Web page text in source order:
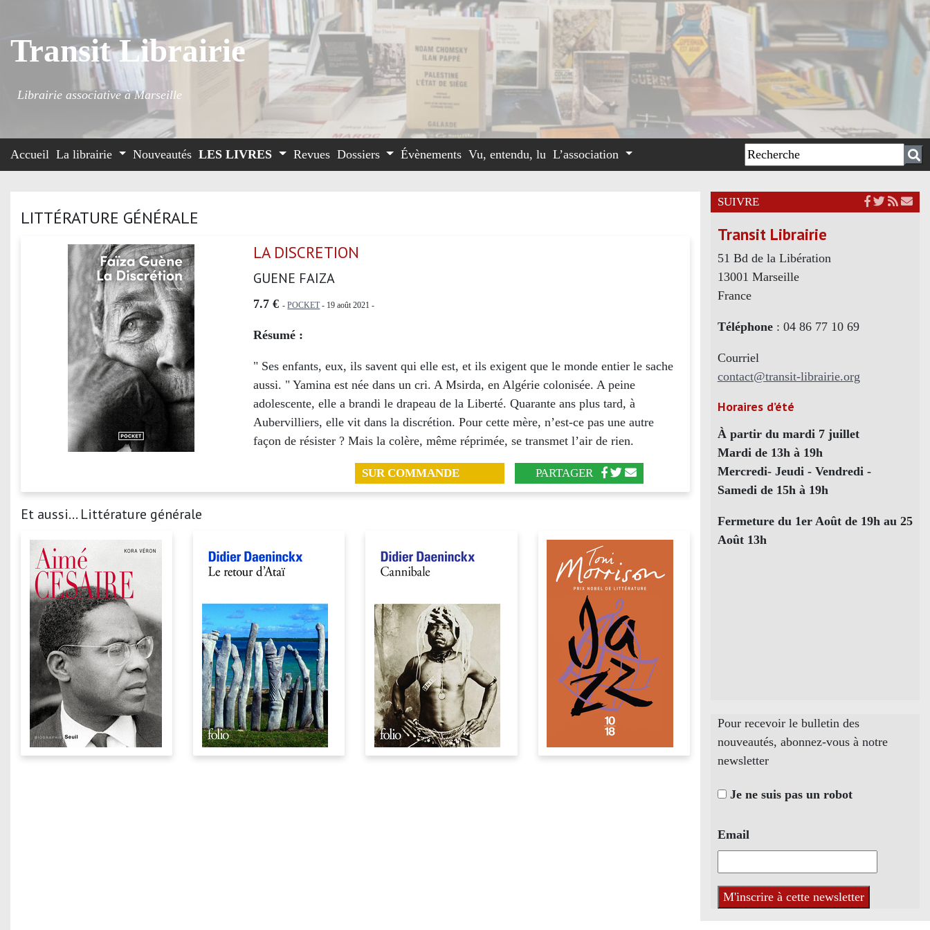
Transit Librairie
Librairie associative à Marseille
Accueil La librairie Nouveautés LES LIVRES Revues Dossiers Évènements Vu, entendu, lu L’association
LITTÉRATURE GÉNÉRALE
LA DISCRETION
GUENE FAIZA
7.7 € -POCKET- 19 août 2021 -
Résumé :
" Ses enfants, eux, ils savent qui elle est, et ils exigent que le monde entier le sache
aussi. " Yamina est née dans un cri. A Msirda, en Algérie colonisée. A peine
adolescente, elle a brandi le drapeau de la Liberté. Quarante ans plus tard, à
Aubervilliers, elle vit dans la discrétion. Pour cette mère, n’est-ce pas une autre
façon de résister ? Mais la colère, même réprimée, se transmet l’air de rien.
SUR COMMANDE PARTAGER
Et aussi... Littérature générale
SUIVRE
Transit Librairie
51 Bd de la Libération
13001 Marseille
France
Téléphone: 04 86 77 10 69
Courriel
contact@transit-librairie.org
Horaires d’été
À partir du mardi 7 juillet
Mardi de 13h à 19h
Mercredi- Jeudi - Vendredi -
Samedi de 15h à 19h
Fermeture du 1er Août de 19h au 25
Août 13h
Pour recevoir le bulletin des
nouveautés, abonnez-vous à notre
newsletter
Je ne suis pas un robot
Email